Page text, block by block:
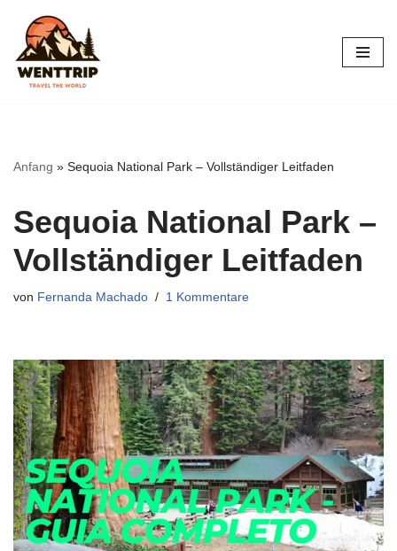
Zum
Inhalt
springen
Anfang » Sequoia National Park – Vollständiger Leitfaden
Sequoia National Park –
Vollständiger Leitfaden
von Fernanda Machado 1 Kommentare